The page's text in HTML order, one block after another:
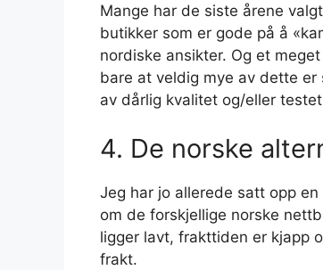
Mange har de siste årene
butikker som er gode på å
nordiske ansikter. Og et
bare at veldig mye av dette er
av dårlig kvalitet og/eller
4. De norske
Jeg har jo allerede satt opp en
om de forskjellige norske
ligger lavt, frakttiden er kjapp
frakt.